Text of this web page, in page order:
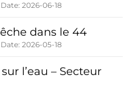
Date: 2026-06-18
dans le 44
Date: 2026-05-18
l’eau – Secteur